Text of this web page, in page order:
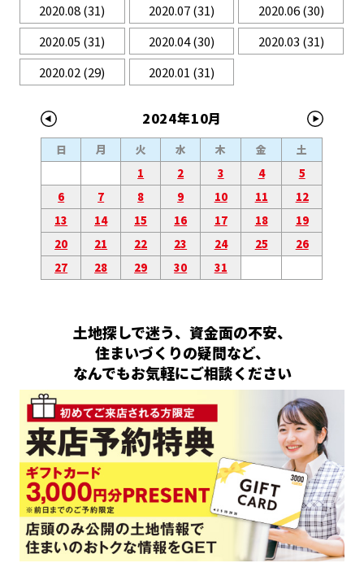
2020.08(31) 2020.07(31) 2020.06(30)
2020.05 (31) 2020.04(30) 2020.03 (31)
2020.02(29) 2020.01 (31)
2024年10月
日 月 火 水 木 金
土
1
2 3 4
5
6
7 8 9 10 11
12
13
14 15 16 17 18
19
20
21 22 23 24 25
26
27
28 29 30 31
土地探しで迷う、資金面の不安、
住まいづくりの疑問など、
なんでもお気軽にご相談ください